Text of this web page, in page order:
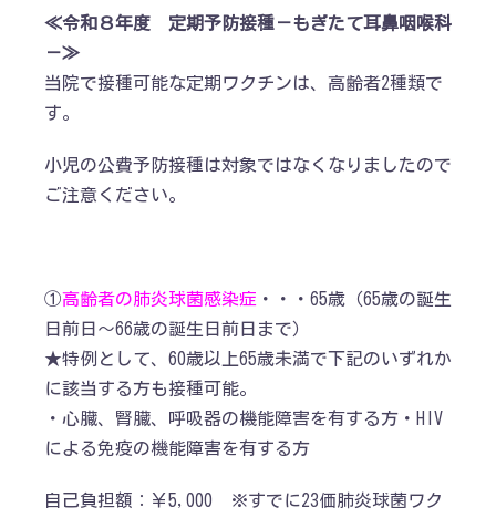
≪令和８年度 定期予防接種－もぎたて耳鼻咽喉科
－≫
当院で接種可能な定期ワクチンは、高齢者2種類で
す。
小児の公費予防接種は対象ではなくなりましたので
ご注意ください。
①高齢者の肺炎球菌感染症 ・・・65歳（65歳の誕生
日前日～66歳の誕生日前日まで）
★特例として、60歳以上65歳未満で下記のいずれか
に該当する方も接種可能。
・心臓、腎臓、呼吸器の機能障害を有する方・HIV
による免疫の機能障害を有する方
自己負担額：￥5,000 ※すでに23価肺炎球菌ワク